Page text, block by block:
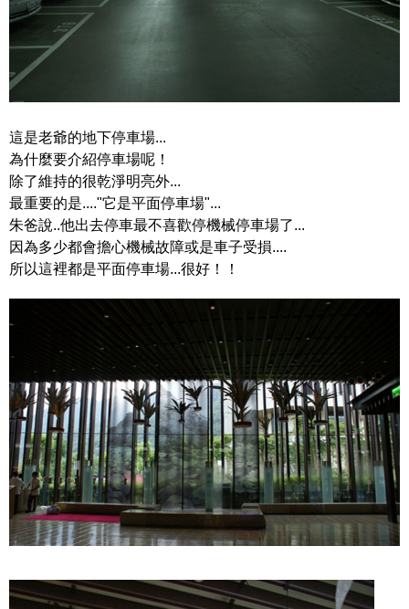
這是老爺的地下停車場...
為什麼要介紹停車場呢！
除了維持的很乾淨明亮外...
最重要的是...."它是平面停車場"...
朱爸說..他出去停車最不喜歡停機械停車場了...
因為多少都會擔心機械故障或是車子受損....
所以這裡都是平面停車場...很好！！